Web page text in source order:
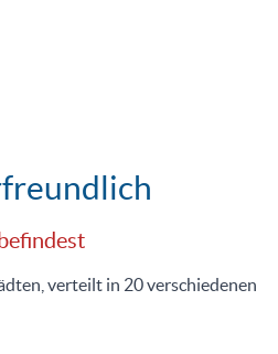
verteilt in 20 verschiedenen